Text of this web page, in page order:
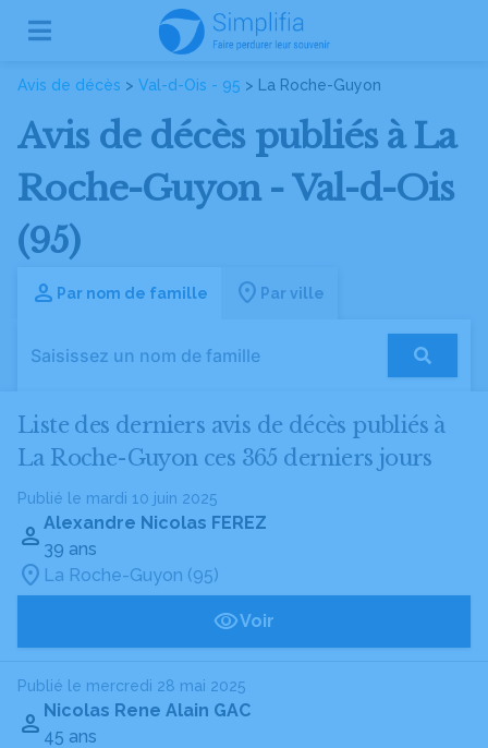
Avis de décès > Val-d-Ois - 95 > La Roche-Guyon
Avis de décès publiés à La
Roche-Guyon - Val-d-Ois
(95)
Par nom de famille Par ville
Liste des derniers avis de décès publiés à
La Roche-Guyon ces 365 derniers jours
Publié le mardi 10 juin 2025
Alexandre Nicolas FEREZ
39 ans
La Roche-Guyon (95)
Voir
Publié le mercredi 28 mai 2025
Nicolas Rene Alain GAC
45 ans